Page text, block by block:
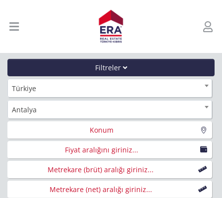
Filtreler
Türkiye
Antalya
Konum
Fiyat aralığını giriniz...
Metrekare (brüt) aralığı giriniz...
Metrekare (net) aralığı giriniz...